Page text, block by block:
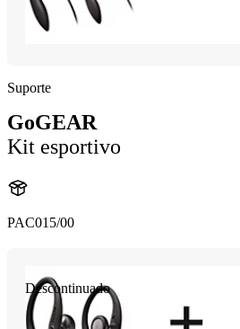
Suporte
GoGEAR
Kit esportivo
PAC015/00
Descontinuado